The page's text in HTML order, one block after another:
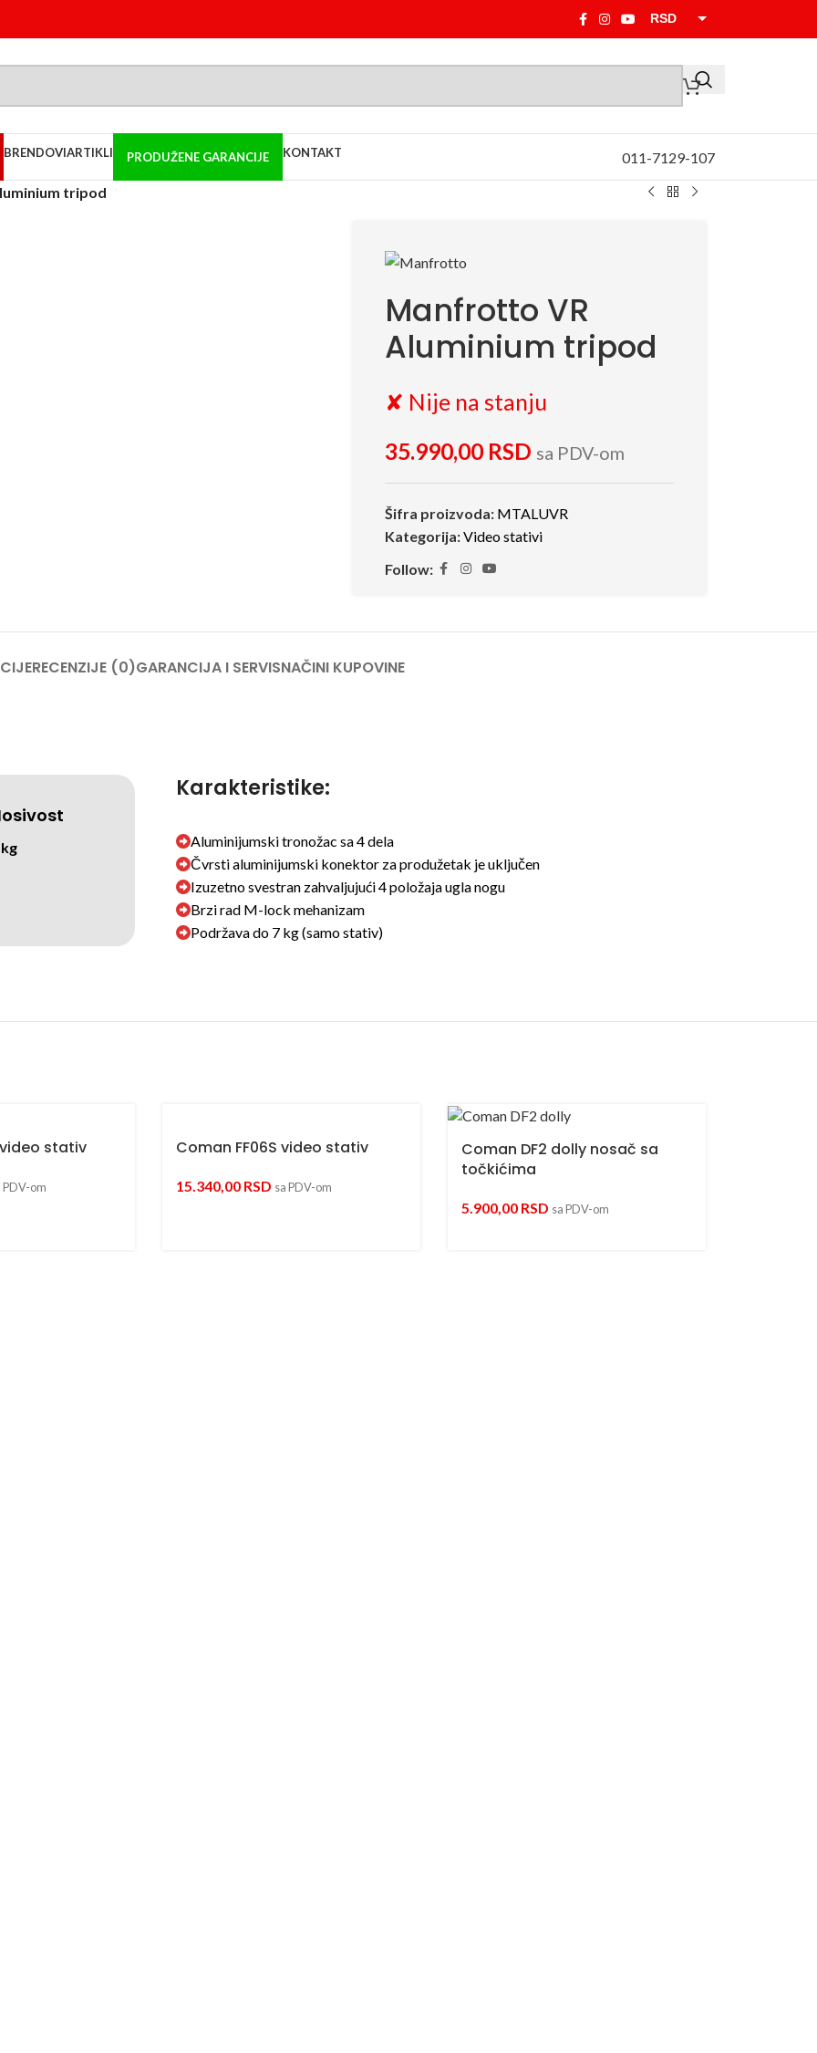
RSD
BRENDOVIARTIKLI PRODUŽENE GARANCIJE KONTAKT 011-7129-107
tripod
Manfrotto VR
Aluminium tripod
✘ Nije na stanju
35.990,00 RSD sa PDV-om
Šifra proizvoda: MTALUVR
Kategorija:Video stativi
Follow:
RECENZIJE (0)GARANCIJA I SERVISNAČINI KUPOVINE
Karakteristike:
Aluminijumski tronožac sa 4 dela
Čvrsti aluminijumski konektor za produžetak je uključen
Izuzetno svestran zahvaljujući 4 položaja ugla nogu
Brzi rad M-lock mehanizam
Podržava do 7 kg (samo stativ)
video stativ
PDV-om
Coman FF06S video stativ
15.340,00 RSD sa PDV-om
Coman DF2 dolly nosač sa
točkićima
5.900,00 RSD sa PDV-om